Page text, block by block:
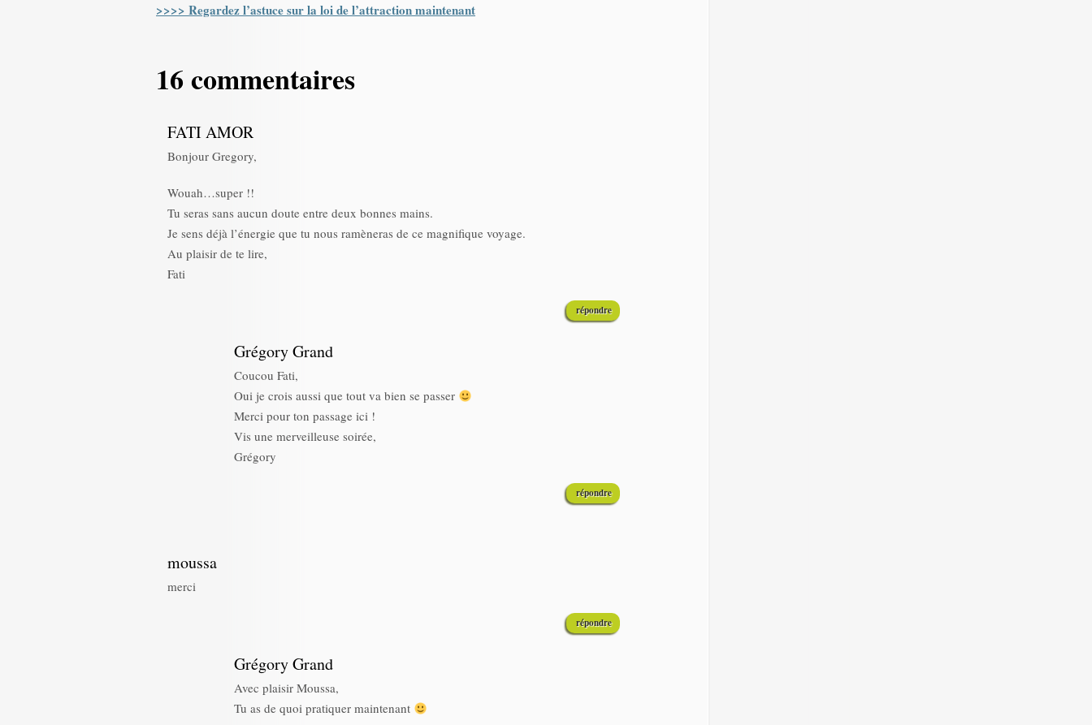
>>>> Regardez l’astuce sur la loi de l’attraction maintenant
16 commentaires
FATI AMOR
Bonjour Gregory,
Wouah…super !!
Tu seras sans aucun doute entre deux bonnes mains.
Je sens déjà l’énergie que tu nous ramèneras de ce magnifique voyage.
Au plaisir de te lire,
Fati
répondre
Grégory Grand
Coucou Fati,
Oui je crois aussi que tout va bien se passer
Merci pour ton passage ici !
Vis une merveilleuse soirée,
Grégory
répondre
moussa
merci
répondre
Grégory Grand
Avec plaisir Moussa,
Tu as de quoi pratiquer maintenant